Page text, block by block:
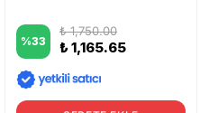
%33
₺ 1,750.00
₺ 1,165.65